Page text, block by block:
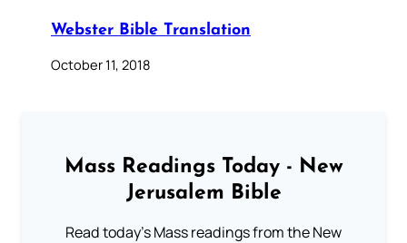
Webster Bible Translation
October 11, 2018
Mass Readings Today - New
Jerusalem Bible
Read today's Mass readings from the New